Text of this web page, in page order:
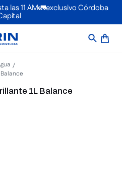
las 11 AM🚛exclusivo Córdoba
1L Balance